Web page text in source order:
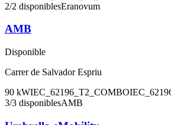
2/2 disponiblesEranovum
AMB
Disponible
Carrer de Salvador Espriu
90 kWIEC_62196_T2_COMBO
3/3 disponiblesAMB